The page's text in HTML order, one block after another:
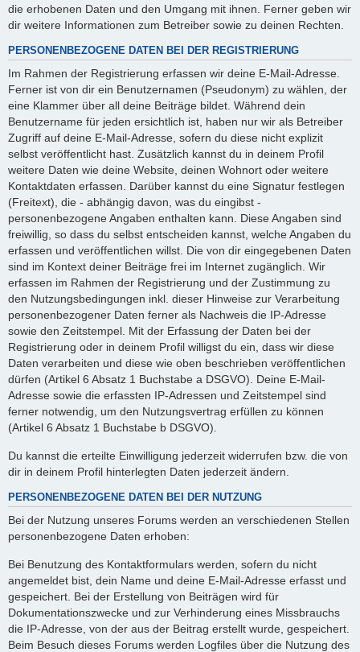
die erhobenen Daten und den Umgang mit ihnen. Ferner geben wir
dir weitere Informationen zum Betreiber sowie zu deinen Rechten.
PERSONENBEZOGENE DATEN BEI DER REGISTRIERUNG
Im Rahmen der Registrierung erfassen wir deine E-Mail-Adresse.
Ferner ist von dir ein Benutzernamen (Pseudonym) zu wählen, der
eine Klammer über all deine Beiträge bildet. Während dein
Benutzername für jeden ersichtlich ist, haben nur wir als Betreiber
Zugriff auf deine E-Mail-Adresse, sofern du diese nicht explizit
selbst veröffentlicht hast. Zusätzlich kannst du in deinem Profil
weitere Daten wie deine Website, deinen Wohnort oder weitere
Kontaktdaten erfassen. Darüber kannst du eine Signatur festlegen
(Freitext), die - abhängig davon, was du eingibst -
personenbezogene Angaben enthalten kann. Diese Angaben sind
freiwillig, so dass du selbst entscheiden kannst, welche Angaben du
erfassen und veröffentlichen willst. Die von dir eingegebenen Daten
sind im Kontext deiner Beiträge frei im Internet zugänglich. Wir
erfassen im Rahmen der Registrierung und der Zustimmung zu
den Nutzungsbedingungen inkl. dieser Hinweise zur Verarbeitung
personenbezogener Daten ferner als Nachweis die IP-Adresse
sowie den Zeitstempel. Mit der Erfassung der Daten bei der
Registrierung oder in deinem Profil willigst du ein, dass wir diese
Daten verarbeiten und diese wie oben beschrieben veröffentlichen
dürfen (Artikel 6 Absatz 1 Buchstabe a DSGVO). Deine E-Mail-
Adresse sowie die erfassten IP-Adressen und Zeitstempel sind
ferner notwendig, um den Nutzungsvertrag erfüllen zu können
(Artikel 6 Absatz 1 Buchstabe b DSGVO).
Du kannst die erteilte Einwilligung jederzeit widerrufen bzw. die von
dir in deinem Profil hinterlegten Daten jederzeit ändern.
PERSONENBEZOGENE DATEN BEI DER NUTZUNG
Bei der Nutzung unseres Forums werden an verschiedenen Stellen
personenbezogene Daten erhoben:
Bei Benutzung des Kontaktformulars werden, sofern du nicht
angemeldet bist, dein Name und deine E-Mail-Adresse erfasst und
gespeichert. Bei der Erstellung von Beiträgen wird für
Dokumentationszwecke und zur Verhinderung eines Missbrauchs
die IP-Adresse, von der aus der Beitrag erstellt wurde, gespeichert.
Beim Besuch dieses Forums werden Logfiles über die Nutzung des